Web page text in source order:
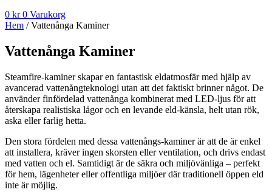
0 kr 0 Varukorg
Hem / Vattenånga Kaminer
Vattenånga Kaminer
Steamfire‑kaminer skapar en fantastisk eldatmosfär med hjälp av
avancerad vattenångteknologi utan att det faktiskt brinner något. De
använder finfördelad vattenånga kombinerat med LED‑ljus för att
återskapa realistiska lågor och en levande eld‑känsla, helt utan rök,
aska eller farlig hetta.
Den stora fördelen med dessa vattenångs‑kaminer är att de är enkel
att installera, kräver ingen skorsten eller ventilation, och drivs endast
med vatten och el. Samtidigt är de säkra och miljövänliga – perfekt
för hem, lägenheter eller offentliga miljöer där traditionell öppen eld
inte är möjlig.